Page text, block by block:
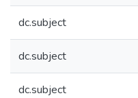
dc.subject
dc.subject
dc.subject